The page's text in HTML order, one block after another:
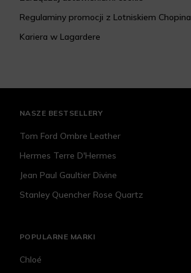
Regulaminy promocji z Lotniskiem Chopina
Kariera w Lagardere
NASZE BESTSELLERY
Tom Ford Ombre Leather
Hermes Terre D'Hermes
Jean Paul Gaultier Divine
Stanley Quencher Rose Quartz
POPULARNE MARKI
Chloé